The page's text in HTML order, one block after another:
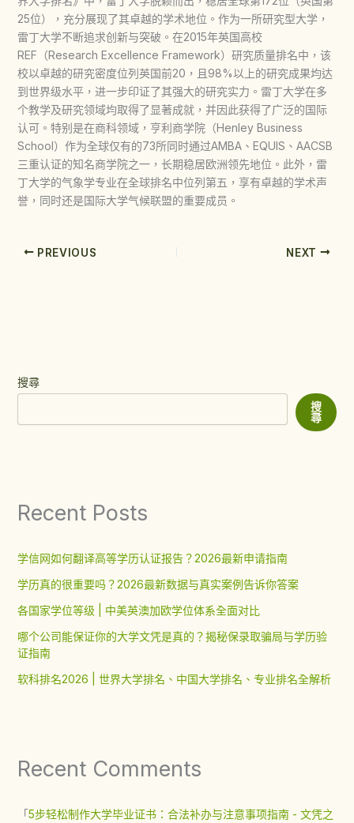
25位），充分展现了其卓越的学术地位。作为一所研究型大学，
雷丁大学不断追求创新与突破。在2015年英国高校
REF（Research Excellence Framework）研究质量排名中，该
校以卓越的研究密度位列英国前20，且98%以上的研究成果均达
到世界级水平，进一步印证了其强大的研究实力。雷丁大学在多
个教学及研究领域均取得了显著成就，并因此获得了广泛的国际
认可。特别是在商科领域，亨利商学院（Henley Business
School）作为全球仅有的73所同时通过AMBA、EQUIS、AACSB
三重认证的知名商学院之一，长期稳居欧洲领先地位。此外，雷
丁大学的气象学专业在全球排名中位列第五，享有卓越的学术声
誉，同时还是国际大学气候联盟的重要成员。
PREVIOUS NEXT
搜尋
搜
尋
Recent Posts
学信网如何翻译高等学历认证报告？2026最新申请指南
学历真的很重要吗？2026最新数据与真实案例告诉你答案
各国家学位等级 | 中美英澳加欧学位体系全面对比
哪个公司能保证你的大学文凭是真的？揭秘保录取骗局与学历验
证指南
软科排名2026 | 世界大学排名、中国大学排名、专业排名全解析
Recent Comments
「5步轻松制作大学毕业证书：合法补办与注意事项指南 - 文凭之